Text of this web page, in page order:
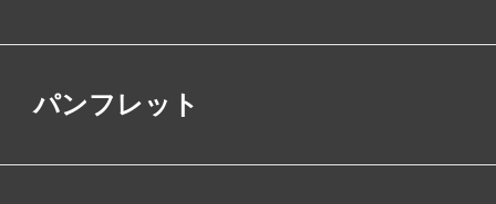
パンフレット